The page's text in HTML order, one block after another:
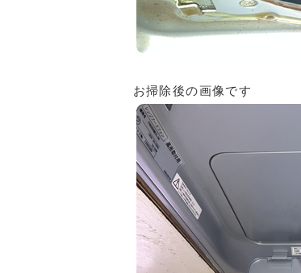
お掃除後の画像です